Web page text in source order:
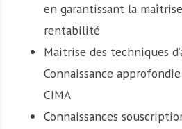
en garantissant la
rentabilité
Maitrise des techniques
Connaissance
CIMA
Connaissances